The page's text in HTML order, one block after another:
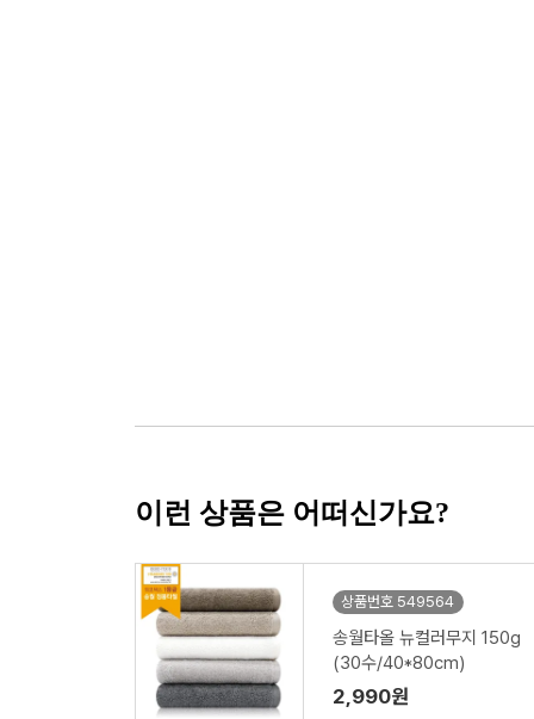
이런 상품은 어떠신가요?
상품번호 549564
송월타올 뉴컬러무지 150g
(30수/40*80cm)
2,990원